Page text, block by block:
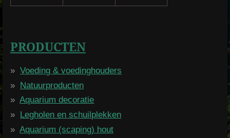
PRODUCTEN
Voeding & voedinghouders
Natuurproducten
Aquarium decoratie
Legholen en schuilplekken
Aquarium (scaping) hout